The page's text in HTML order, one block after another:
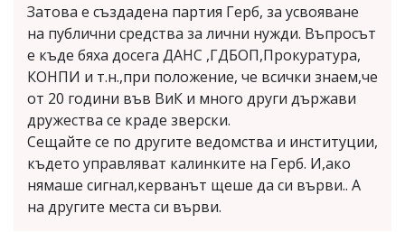
Затова е създадена партия Герб, за усвояване
на публични средства за лични нужди. Въпросът
е къде бяха досега ДАНС ,ГДБОП,Прокуратура,
КОНПИ и т.н.,при положение, че всички знаем,че
от 20 години във ВиК и много други държави
дружества се краде зверски.
Сещайте се по другите ведомства и институции,
където управляват калинките на Герб. И,ако
нямаше сигнал,керванът щеше да си върви.. А
на другите места си върви.